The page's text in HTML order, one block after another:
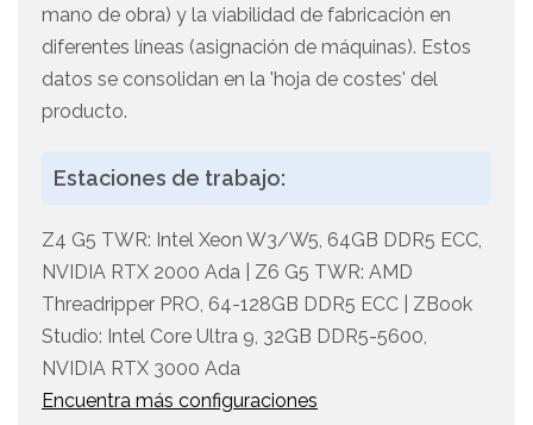
mano de obra) y la viabilidad de fabricación en
diferentes líneas (asignación de máquinas). Estos
datos se consolidan en la 'hoja de costes' del
producto.
Estaciones de trabajo:
Z4 G5 TWR: Intel Xeon W3/W5, 64GB DDR5 ECC,
NVIDIA RTX 2000 Ada | Z6 G5 TWR: AMD
Threadripper PRO, 64-128GB DDR5 ECC | ZBook
Studio: Intel Core Ultra 9, 32GB DDR5-5600,
NVIDIA RTX 3000 Ada
Encuentra más configuraciones